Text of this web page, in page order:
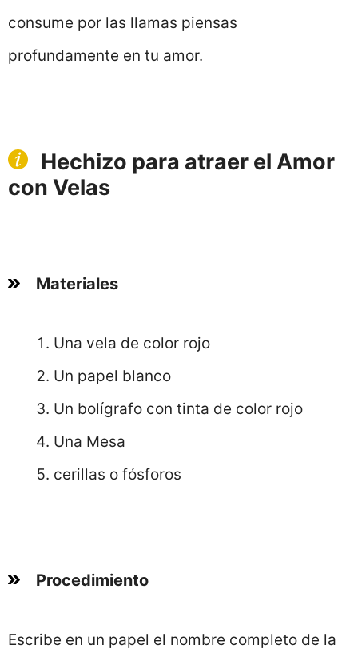
consume por las llamas piensas
profundamente en tu amor.
Hechizo para atraer el Amor
con Velas
Materiales
Una vela de color rojo
Un papel blanco
Un bolígrafo con tinta de color rojo
Una Mesa
cerillas o fósforos
Procedimiento
Escribe en un papel el nombre completo de la